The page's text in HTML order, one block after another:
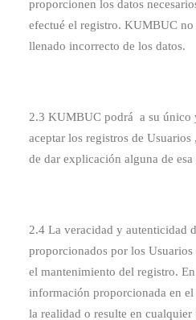
proporcionen los datos
efectué el registro. KUMBUC no
llenado incorrecto de los datos.
2.3 KUMBUC podrá a su único
aceptar los registros de
de dar explicación alguna de esa
2.4 La veracidad y autenticidad
proporcionados por los Usuarios
el mantenimiento del registro.
información proporcionada en
la realidad o resulte en